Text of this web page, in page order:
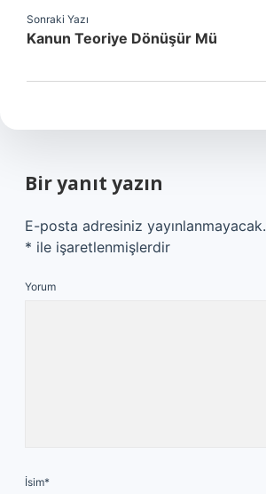
Sonraki Yazı
Kanun Teoriye Dönüşür Mü
Bir yanıt yazın
E-posta adresiniz yayınlanmayacak.
* ile işaretlenmişlerdir
Yorum
İsim*